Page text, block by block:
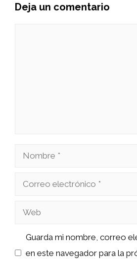
Deja un comentario
Nombre
Correo
Web
Guarda mi nombre, correo
en este navegador para la